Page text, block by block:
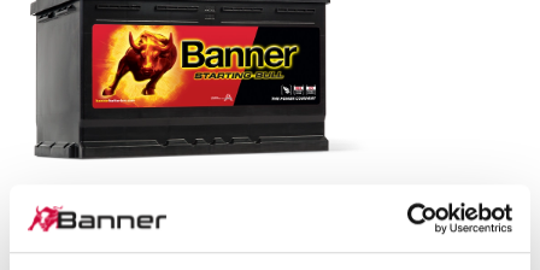
Starting Bull SLI
572 33